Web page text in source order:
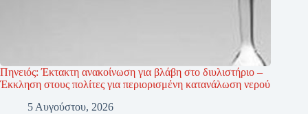
Πηνειός: Έκτακτη ανακοίνωση για βλάβη στο διυλιστήριο –
Έκκληση στους πολίτες για περιορισμένη κατανάλωση νερού
5 Αυγούστου, 2026